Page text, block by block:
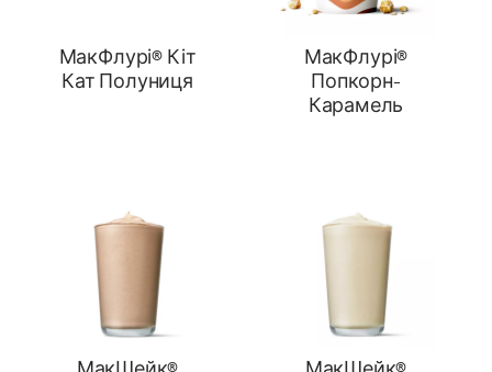
МакФлурі® Кіт
Кат Полуниця
МакФлурі®
Попкорн-
Карамель